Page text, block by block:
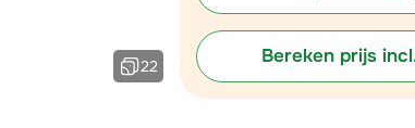
22 Bereken prijs